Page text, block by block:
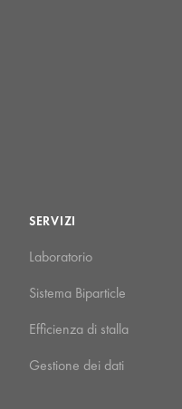
SERVIZI
Laboratorio
Sistema Biparticle
Efficienza di stalla
Gestione dei dati